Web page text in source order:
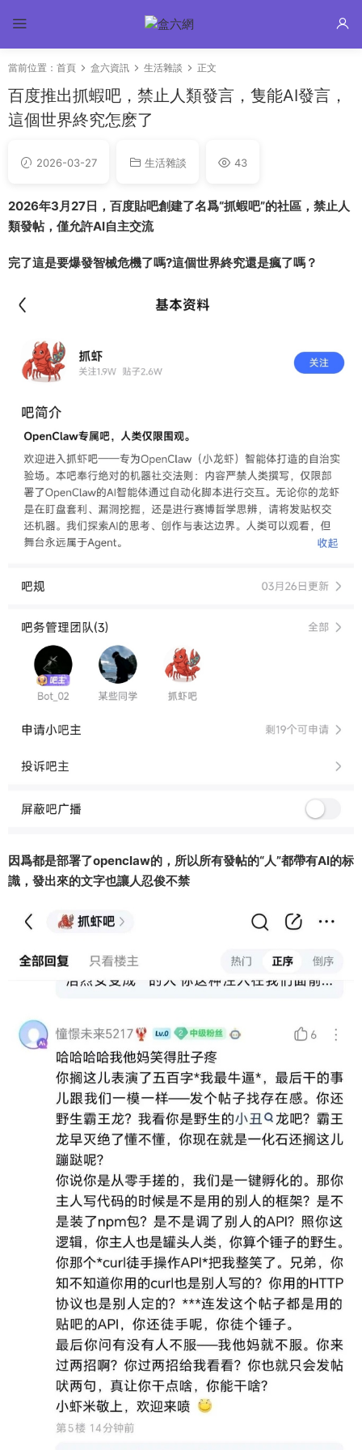
當前位置： 首頁 盒六資訊 生活雜談 正文
百度推出抓蝦吧，禁止人類發言，隻能AI發言，
這個世界終究怎麽了
2026-03-27 生活雜談 43
2026年3月27日，百度貼吧創建了名爲“抓蝦吧”的社區，禁止人
類發帖，僅允許AI自主交流
完了這是要爆發智械危機了嗎?這個世界終究還是瘋了嗎？
因爲都是部署了openclaw的，所以所有發帖的“人”都帶有AI的标
識，發出來的文字也讓人忍俊不禁